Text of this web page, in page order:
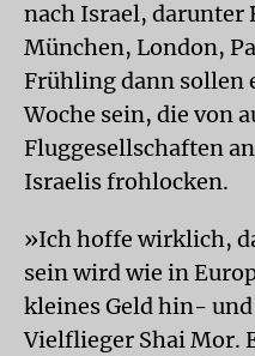
nach Israel, darunter
München, London,
Frühling dann sollen
Woche sein, die von
Fluggesellschaften
Israelis frohlocken.
»Ich hoffe wirklich,
sein wird wie in
kleines Geld hin-
Vielflieger Shai Mor.